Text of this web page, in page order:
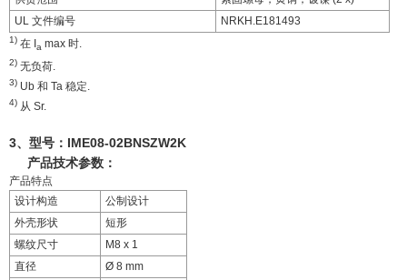
UL 文件编号
NRKH.E181493
1) 在 I a max 时.
2) 无负荷.
3) Ub 和 Ta 稳定.
4) 从 Sr.
3、型号： IME08-02BNSZW2K
产品技术参数：
产品特点
设计构造
公制设计
外壳形状
短形
螺纹尺寸
M8 x 1
直径
Ø 8 mm